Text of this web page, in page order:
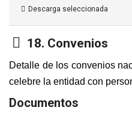
Descarga seleccionada
Carpeta
18. Convenios
Detalle de los convenios
celebre la entidad con
Documentos